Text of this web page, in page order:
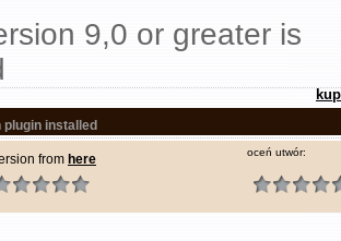
9,0 or greater is
plugin installed
from here oceń utwór: